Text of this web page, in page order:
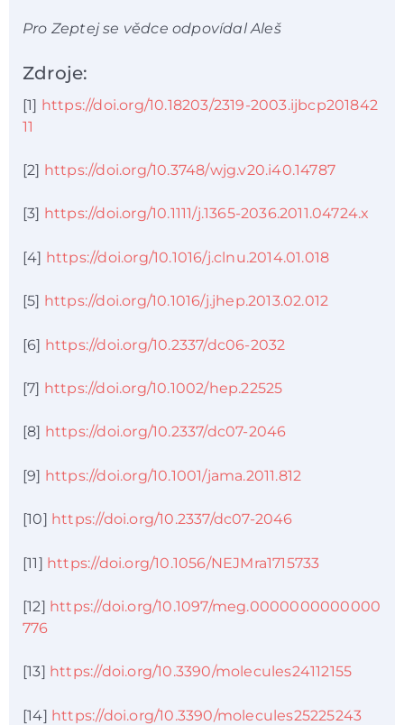
Pro Zeptej se vědce odpovídal Aleš
Zdroje:
[1] https://doi.org/10.18203/2319-2003.ijbcp201842
11
[2] https://doi.org/10.3748/wjg.v20.i40.14787
[3] https://doi.org/10.1111/j.1365-2036.2011.04724.x
[4] https://doi.org/10.1016/j.clnu.2014.01.018
[5] https://doi.org/10.1016/j.jhep.2013.02.012
[6] https://doi.org/10.2337/dc06-2032
[7] https://doi.org/10.1002/hep.22525
[8] https://doi.org/10.2337/dc07-2046
[9] https://doi.org/10.1001/jama.2011.812
[10] https://doi.org/10.2337/dc07-2046
[11] https://doi.org/10.1056/NEJMra1715733
[12] https://doi.org/10.1097/meg.0000000000000
776
[13] https://doi.org/10.3390/molecules24112155
[14] https://doi.org/10.3390/molecules25225243